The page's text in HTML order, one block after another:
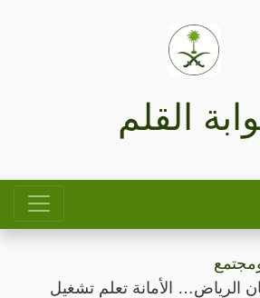
القلم
الرياض… الأمانة تعلم تشغيل